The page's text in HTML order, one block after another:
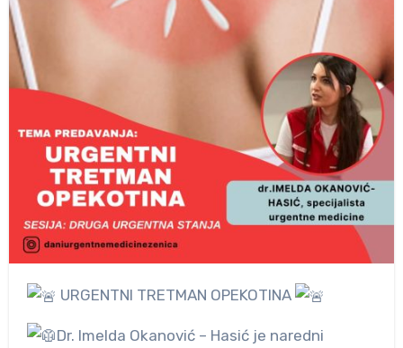
URGENTNI TRETMAN OPEKOTINA
Dr. Imelda Okanović – Hasić je naredni